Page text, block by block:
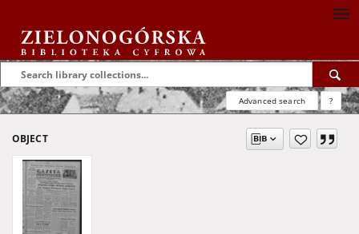
Advanced search ?
OBJECT